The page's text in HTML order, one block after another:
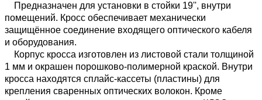
Предназначен для установки в стойки 19'', внутри
помещений. Кросс обеспечивает механически
защищённое соединение входящего оптического кабеля
и оборудования.
Корпус кросса изготовлен из листовой стали толщиной
1 мм и окрашен порошково-полимерной краской. Внутри
кросса находятся сплайс-кассеты (пластины) для
крепления сваренных оптических волокон. Кроме